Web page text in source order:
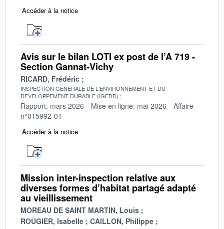
Accéder à la notice
Avis sur le bilan LOTI ex post de l’A 719 -
Section Gannat-Vichy
RICARD, Frédéric
INSPECTION GENERALE DE L'ENVIRONNEMENT ET DU
DEVELOPPEMENT DURABLE (IGEDD)
Rapport: mars 2026 Mise en ligne: mai 2026
Affaire
n°015992-01
Accéder à la notice
Mission inter-inspection relative aux
diverses formes d’habitat partagé adapté
au vieillissement
MOREAU DE SAINT MARTIN, Louis
ROUGIER, Isabelle
CAILLON, Philippe